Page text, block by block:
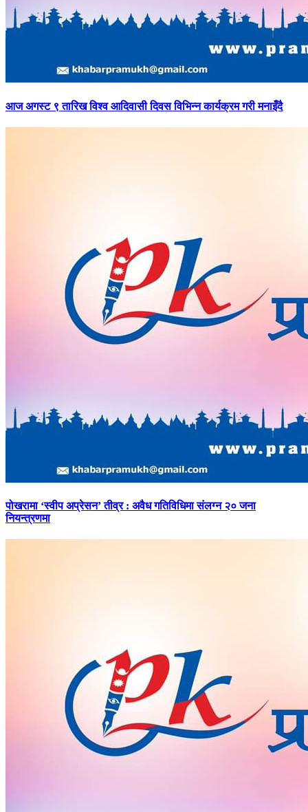
आजअगस्ट ९ तारिख विश्व आदिवासी दिवस विभिन्न कार्यक्रम गरी मनाइँदै
पोखरामा‘स्वीप अप्रेसन’ तीव्र : अवैध गतिविधिमा संलग्न २० जना
नियन्त्रणमा